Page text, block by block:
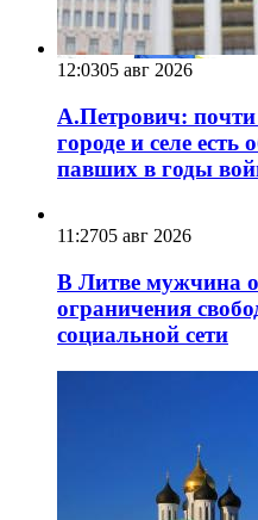
12:0305 авг 2026
А.Петрович:
городе и селе есть
павших в годы
11:2705 авг 2026
В Литве мужчина
ограничения
социальной сети